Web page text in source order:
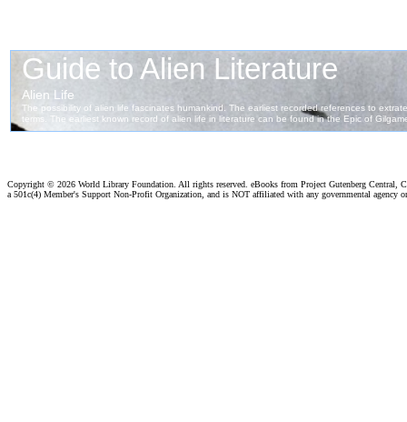
Copyright © 2026 World Library Foundation. All rights reserved. eBooks from Project Gutenberg Central,
a 501c(4) Member's Support Non-Profit Organization, and is NOT affiliated with any governmental agency